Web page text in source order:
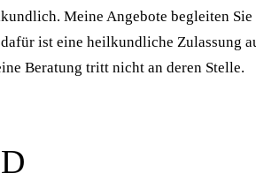
Meine Angebote begleiten
ist eine heilkundliche
Beratung tritt nicht an deren Stelle.